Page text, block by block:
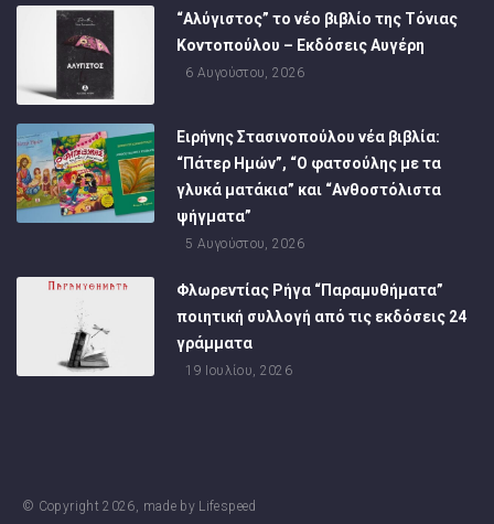
“Αλύγιστος” το νέο βιβλίο της Τόνιας
Κοντοπούλου – Εκδόσεις Αυγέρη
6 Αυγούστου, 2026
Ειρήνης Στασινοπούλου νέα βιβλία:
“Πάτερ Ημών”, “Ο φατσούλης με τα
γλυκά ματάκια” και “Ανθοστόλιστα
ψήγματα”
5 Αυγούστου, 2026
Φλωρεντίας Ρήγα “Παραμυθήματα”
ποιητική συλλογή από τις εκδόσεις 24
γράμματα
19 Ιουλίου, 2026
© Copyright2026, made by Lifespeed